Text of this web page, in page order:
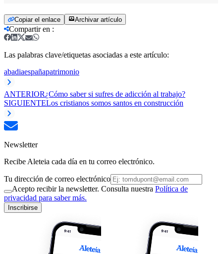
Copiar el enlace Archivar artículo
Compartir en :
Las palabras clave/etiquetas asociadas a este artículo:
abadiaespañapatrimonio
ANTERIOR¿Cómo saber si sufres de adicción al trabajo?
SIGUIENTELos cristianos somos santos en construcción
Newsletter
Recibe Aleteia cada día en tu correo electrónico.
Tu dirección de correo electrónico
Acepto recibir la newsletter. Consulta nuestra Política de
privacidad para saber más.
Inscribirse